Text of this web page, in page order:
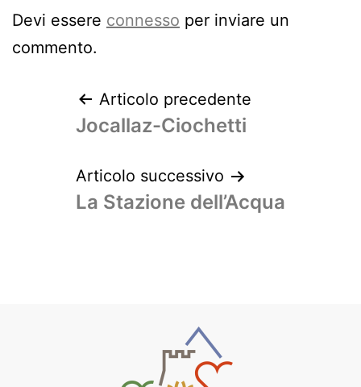
Devi essere connesso per inviare un
commento.
Articolo precedente
Jocallaz-Ciochetti
Articolo successivo
La Stazione dell’Acqua